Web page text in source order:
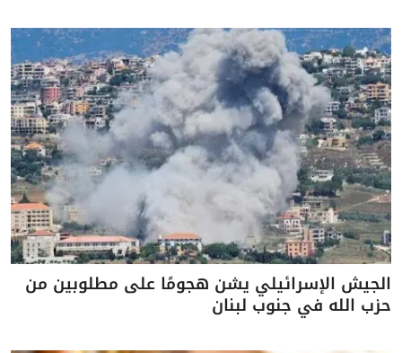
الجيش الإسرائيلي يشن هجومًا على مطلوبين من
حزب الله في جنوب لبنان